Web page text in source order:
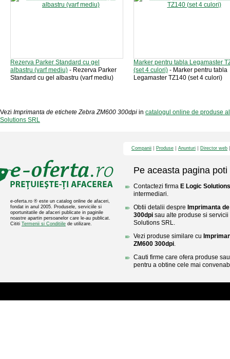
Rezerva Parker Standard cu gel
albastru (varf mediu) - Rezerva Parker
Standard cu gel albastru (varf mediu)
Marker pentru tabla Legamaster
(set 4 culori) - Marker pentru tabla
Legamaster TZ140 (set 4 culori)
Vezi Imprimanta de etichete Zebra ZM600 300dpi in catalogul online de produse
Solutions SRL
e-oferta.ro ® este un catalog online de afaceri,
fondat in anul 2005. Produsele, serviciile si
oportunitatile de afaceri publicate in paginile
noastre apartin persoanelor care le-au publicat.
Cititi Termenii si Conditiile de utilizare.
Companii Produse Anunturi Director web
Pe aceasta pagina poti
Contactezi firma E Logic
intermediari.
Obtii detalii despre Imprimanta
300dpi sau alte produse si
Solutions SRL.
Vezi produse similare cu
ZM600 300dpi.
Cauti firme care ofera produse
pentru a obtine cele mai